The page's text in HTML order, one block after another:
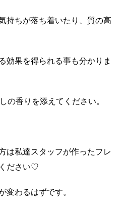
持ちが落ち着いたり、質の高
効果を得られる事も分かりま
の香りを添えてください。
は私達スタッフが作ったフレ
ださい♡
変わるはずです。